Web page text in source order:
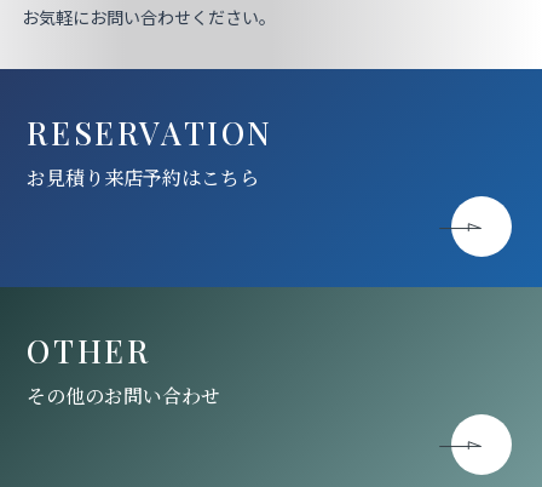
お気軽にお問い合わせください。
RESERVATION
お見積り来店予約はこちら
OTHER
その他のお問い合わせ